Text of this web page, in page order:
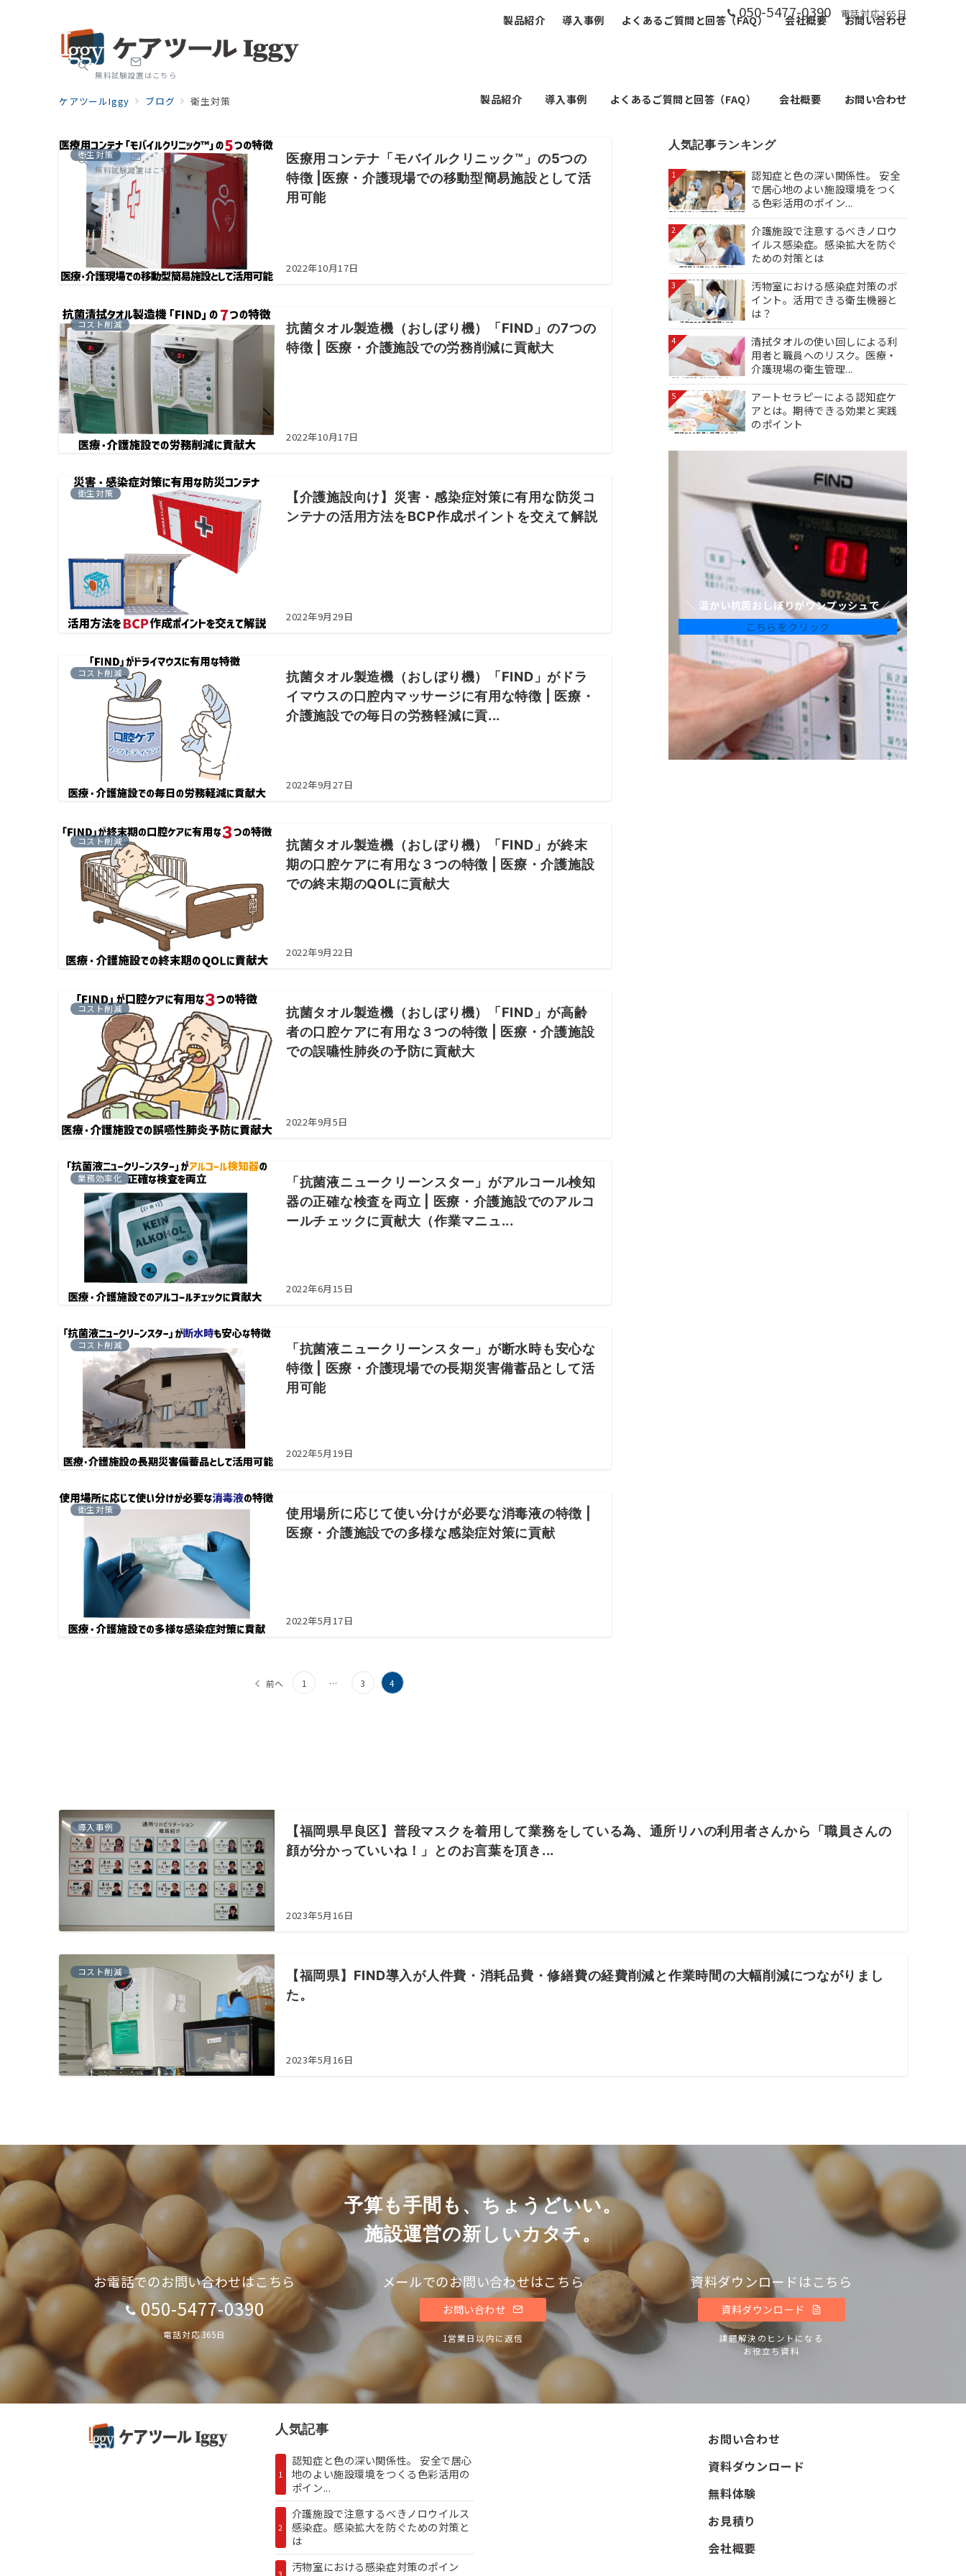
050-5477-0390 電話対応365日
製品紹介 導入事例 よくあるご質問と回答（FAQ） 会社概要 お問い合わせ
無料試験設置はこちら
製品紹介 導入事例 よくあるご質問と回答（FAQ） 会社概要 お問い合わせ
無料試験設置はこちら
ケアツールIggy ブログ 衛生対策
衛生対策
医療用コンテナ「モバイルクリニック™」の5つの
特徴 |医療・介護現場での移動型簡易施設として活
用可能
2022年10月17日
コスト削減
抗菌タオル製造機（おしぼり機）「FIND」の7つの
特徴 | 医療・介護施設での労務削減に貢献大
2022年10月17日
衛生対策
【介護施設向け】災害・感染症対策に有用な防災コ
ンテナの活用方法をBCP作成ポイントを交えて解説
2022年9月29日
コスト削減
抗菌タオル製造機（おしぼり機）「FIND」がドラ
イマウスの口腔内マッサージに有用な特徴 | 医療・
介護施設での毎日の労務軽減に貢...
2022年9月27日
コスト削減
抗菌タオル製造機（おしぼり機）「FIND」が終末
期の口腔ケアに有用な３つの特徴 | 医療・介護施設
での終末期のQOLに貢献大
2022年9月22日
コスト削減
抗菌タオル製造機（おしぼり機）「FIND」が高齢
者の口腔ケアに有用な３つの特徴 | 医療・介護施設
での誤嚥性肺炎の予防に貢献大
2022年9月5日
業務効率化
「抗菌液ニュークリーンスター」がアルコール検知
器の正確な検査を両立 | 医療・介護施設でのアルコ
ールチェックに貢献大（作業マニュ...
2022年6月15日
コスト削減
「抗菌液ニュークリーンスター」が断水時も安心な
特徴 | 医療・介護現場での長期災害備蓄品として活
用可能
2022年5月19日
衛生対策
使用場所に応じて使い分けが必要な消毒液の特徴 |
医療・介護施設での多様な感染症対策に貢献
2022年5月17日
ジ
送
り
前へ 1 … 3 4
人気記事ランキング
1
認知症と色の深い関係性。 安全
で居心地のよい施設環境をつく
る色彩活用のポイン...
2
介護施設で注意するべきノロウ
イルス感染症。感染拡大を防ぐ
ための対策とは
3
汚物室における感染症対策のポ
イント。活用できる衛生機器と
は？
4
清拭タオルの使い回しによる利
用者と職員へのリスク。医療・
介護現場の衛生管理...
5
アートセラピーによる認知症ケ
アとは。期待できる効果と実践
のポイント
＼ 温かい抗菌おしぼりがワンプッシュで／
こちらをクリック
導入事例
【福岡県早良区】普段マスクを着用して業務をしている為、通所リハの利用者さんから「職員さんの
顔が分かっていいね！」とのお言葉を頂き...
2023年5月16日
コスト削減
【福岡県】FIND導入が人件費・消耗品費・修繕費の経費削減と作業時間の大幅削減につながりまし
た。
2023年5月16日
予算も手間も、ちょうどいい。
施設運営の新しいカタチ。
お電話でのお問い合わせはこちら
050-5477-0390
電話対応365日
メールでのお問い合わせはこちら
お問い合わせ
1営業日以内に返信
資料ダウンロードはこちら
資料ダウンロード
課題解決のヒントになる
お役立ち資料
人気記事
1
認知症と色の深い関係性。 安全で居心
地のよい施設環境をつくる色彩活用の
ポイン...
2
介護施設で注意するべきノロウイルス
感染症。感染拡大を防ぐための対策と
は
汚物室における感染症対策のポイン
お問い合わせ
資料ダウンロード
無料体験
お見積り
会社概要